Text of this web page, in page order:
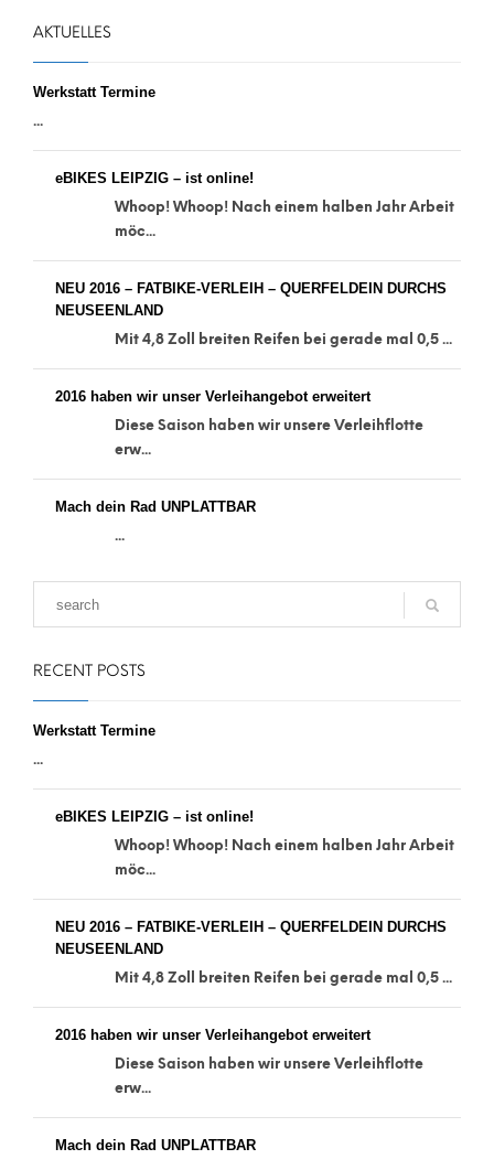
AKTUELLES
Werkstatt Termine
...
eBIKES LEIPZIG – ist online!
Whoop! Whoop! Nach einem halben Jahr Arbeit
möc...
NEU 2016 – FATBIKE-VERLEIH – QUERFELDEIN DURCHS
NEUSEENLAND
Mit 4,8 Zoll breiten Reifen bei gerade mal 0,5 ...
2016 haben wir unser Verleihangebot erweitert
Diese Saison haben wir unsere Verleihflotte
erw...
Mach dein Rad UNPLATTBAR
...
RECENT POSTS
Werkstatt Termine
...
eBIKES LEIPZIG – ist online!
Whoop! Whoop! Nach einem halben Jahr Arbeit
möc...
NEU 2016 – FATBIKE-VERLEIH – QUERFELDEIN DURCHS
NEUSEENLAND
Mit 4,8 Zoll breiten Reifen bei gerade mal 0,5 ...
2016 haben wir unser Verleihangebot erweitert
Diese Saison haben wir unsere Verleihflotte
erw...
Mach dein Rad UNPLATTBAR